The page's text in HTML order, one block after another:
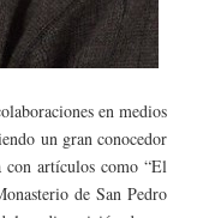
en medios
un gran conocedor
con artículos como “El
de San Pedro